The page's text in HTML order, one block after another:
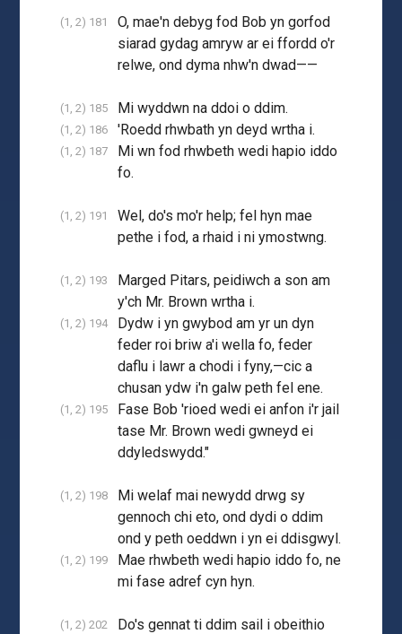
(1, 2) 181
O, mae'n debyg fod Bob yn gorfod
siarad gydag amryw ar ei ffordd o'r
relwe, ond dyma nhw'n dwad——
(1, 2) 185 Mi wyddwn na ddoi o ddim.
(1, 2) 186 'Roedd rhwbath yn deyd wrtha i.
(1, 2) 187
Mi wn fod rhwbeth wedi hapio iddo
fo.
(1, 2) 191
Wel, do's mo'r help; fel hyn mae
pethe i fod, a rhaid i ni ymostwng.
(1, 2) 193
Marged Pitars, peidiwch a son am
y'ch Mr. Brown wrtha i.
(1, 2) 194
Dydw i yn gwybod am yr un dyn
feder roi briw a'i wella fo, feder
daflu i lawr a chodi i fyny,—cic a
chusan ydw i'n galw peth fel ene.
(1, 2) 195
Fase Bob 'rioed wedi ei anfon i'r jail
tase Mr. Brown wedi gwneyd ei
ddyledswydd."
(1, 2) 198
Mi welaf mai newydd drwg sy
gennoch chi eto, ond dydi o ddim
ond y peth oeddwn i yn ei ddisgwyl.
(1, 2) 199
Mae rhwbeth wedi hapio iddo fo, ne
mi fase adref cyn hyn.
(1, 2) 202
Do's gennat ti ddim sail i obeithio